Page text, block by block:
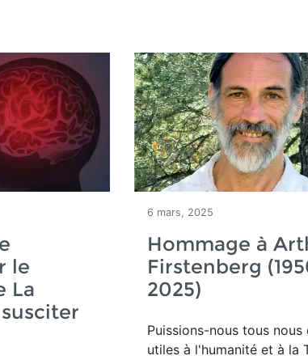
le
La
6 mars, 2025
Hommage à
Firstenberg
2025)
Puissions-nous tous nous
utiles à l'humanité et à la